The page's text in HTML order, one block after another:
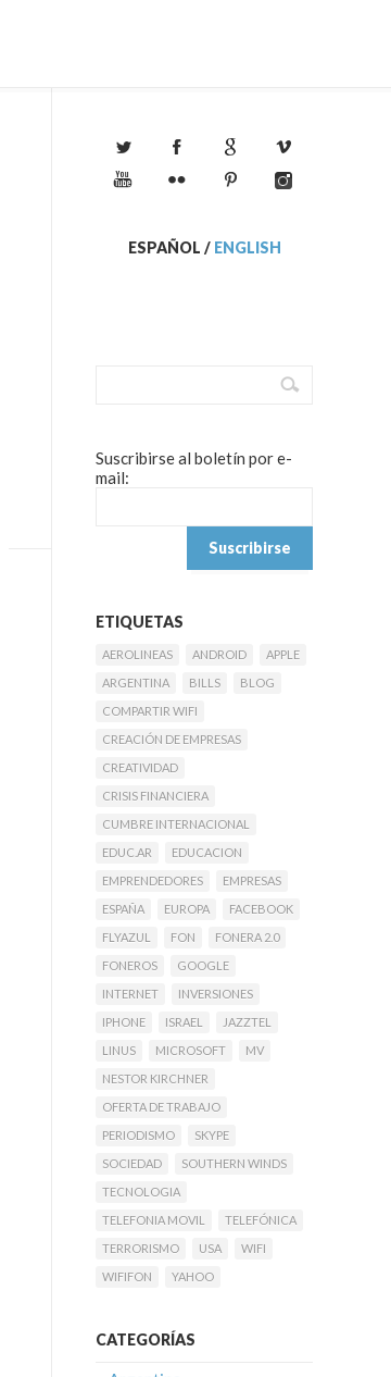
ESPAÑOL / ENGLISH
Suscribirse al boletín por e-
mail:
ETIQUETAS
AEROLINEAS ANDROID
APPLE
ARGENTINA
BILLS
BLOG
COMPARTIR WIFI
CREACIÓN DE EMPRESAS
CREATIVIDAD
CRISIS FINANCIERA
CUMBRE INTERNACIONAL
EDUC.AR
EDUCACION
EMPRENDEDORES
EMPRESAS
ESPAÑA
EUROPA
FACEBOOK
FLYAZUL
FON
FONERA 2.0
FONEROS
GOOGLE
INTERNET
INVERSIONES
IPHONE
ISRAEL
JAZZTEL
LINUS
MICROSOFT
MV
NESTOR KIRCHNER
OFERTA DE TRABAJO
PERIODISMO
SKYPE
SOCIEDAD
SOUTHERN WINDS
TECNOLOGIA
TELEFONIA MOVIL
TELEFÓNICA
TERRORISMO
USA
WIFI
WIFIFON
YAHOO
CATEGORÍAS